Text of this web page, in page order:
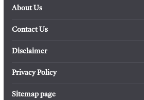
About Us
Contact Us
Disclaimer
Privacy Policy
Sitemap page